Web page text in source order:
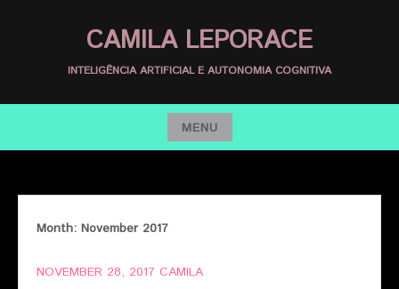
CAMILA LEPORACE
INTELIGÊNCIA ARTIFICIAL E AUTONOMIA COGNITIVA
MENU
Skip
content
Month: November 2017
NOVEMBER 28, 2017 CAMILA